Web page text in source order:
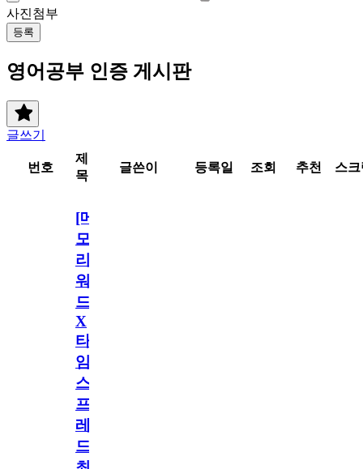
사진첨부
등록
영어공부 인증 게시판
글쓰기
번호
제
목
글쓴이 등록일 조회 추천 스
[메
모
리
워
드
X
타
임
스
프
레
드]